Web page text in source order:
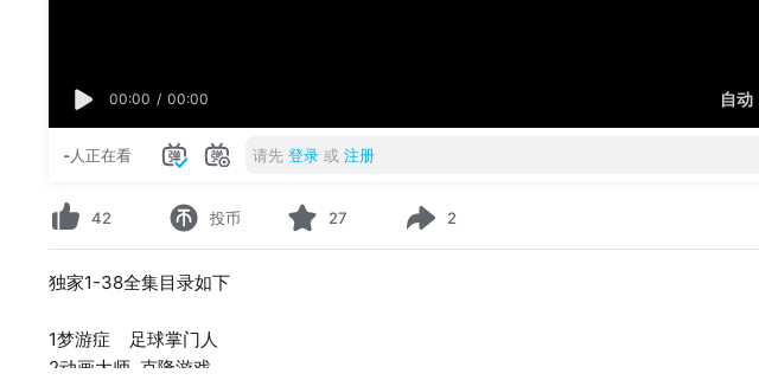
00:00 / 00:00 自动
-人正在看 请先 登录 或 注册
42 投币 27 2
独家1-38全集目录如下
1梦游症 足球掌门人
2动画大师 克隆游戏